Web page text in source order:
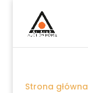
Strona główna